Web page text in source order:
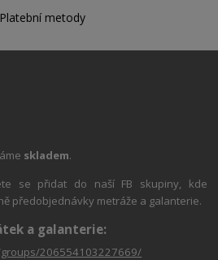
skladem.
se přidat do naší FB skupiny, kde
předobjednávky metráže a galanterie.
a galanterie:
206554103227669/